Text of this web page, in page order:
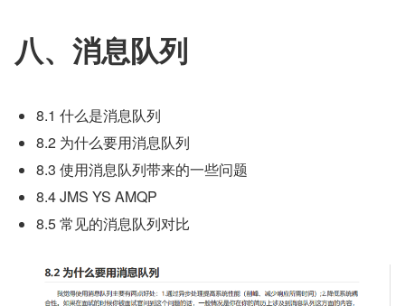
八、消息队列
8.1 什么是消息队列
8.2 为什么要用消息队列
8.3 使用消息队列带来的一些问题
8.4 JMS YS AMQP
8.5 常见的消息队列对比